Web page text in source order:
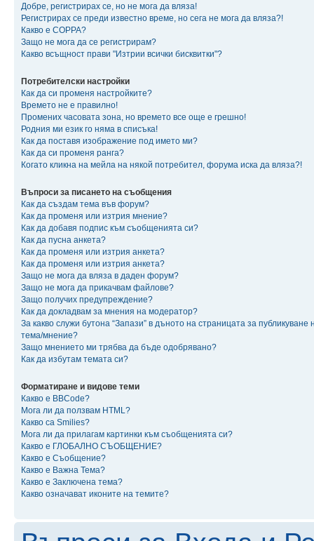
Добре, регистрирах се, но не мога да вляза!
Регистрирах се преди известно време, но сега не мога да вляза?!
Какво е COPPA?
Защо не мога да се регистрирам?
Какво всъщност прави "Изтрии всички бисквитки"?
Потребителски настройки
Как да си променя настройките?
Времето не е правилно!
Промених часовата зона, но времето все още е грешно!
Родния ми език го няма в списъка!
Как да поставя изображение под името ми?
Как да си променя ранга?
Когато кликна на мейла на някой потребител, форума иска да вляза?!
Въпроси за писането на съобщения
Как да създам тема във форум?
Как да променя или изтрия мнение?
Как да добавя подпис към съобщенията си?
Как да пусна анкета?
Как да променя или изтрия анкета?
Как да променя или изтрия анкета?
Защо не мога да вляза в даден форум?
Защо не мога да прикачвам файлове?
Защо получих предупреждение?
Как да докладвам за мнения на модератор?
За какво служи бутона “Запази” в дъното на страницата за публикуване
тема/мнение?
Защо мнението ми трябва да бъде одобрявано?
Как да избутам темата си?
Форматиране и видове теми
Какво е BBCode?
Мога ли да ползвам HTML?
Какво са Smilies?
Мога ли да прилагам картинки към съобщенията си?
Какво е ГЛОБАЛНО СЪОБЩЕНИЕ?
Какво е Съобщение?
Какво е Важна Тема?
Какво е Заключена тема?
Какво означават иконите на темите?